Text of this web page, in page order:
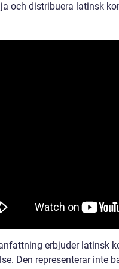
och distribuera latinsk
erbjuder latinsk
Den representerar inte